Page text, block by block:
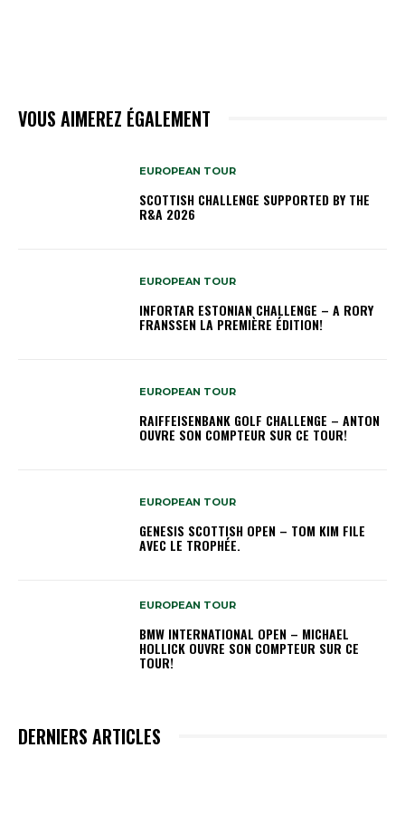
VOUS AIMEREZ ÉGALEMENT
EUROPEAN TOUR
SCOTTISH CHALLENGE SUPPORTED BY THE
R&A 2026
EUROPEAN TOUR
INFORTAR ESTONIAN CHALLENGE – A RORY
FRANSSEN LA PREMIÈRE ÉDITION!
EUROPEAN TOUR
RAIFFEISENBANK GOLF CHALLENGE – ANTON
OUVRE SON COMPTEUR SUR CE TOUR!
EUROPEAN TOUR
GENESIS SCOTTISH OPEN – TOM KIM FILE
AVEC LE TROPHÉE.
EUROPEAN TOUR
BMW INTERNATIONAL OPEN – MICHAEL
HOLLICK OUVRE SON COMPTEUR SUR CE
TOUR!
DERNIERS ARTICLES